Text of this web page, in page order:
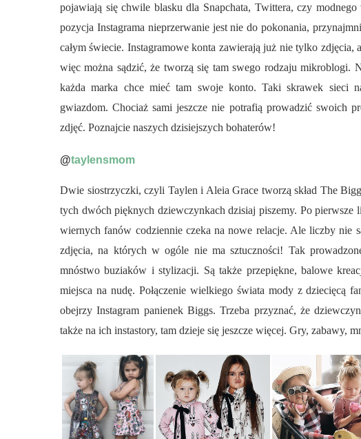
pojawiają się chwile blasku dla Snapchata, Twittera, czy
pozycja Instagrama nieprzerwanie jest nie do pokonania,
całym świecie. Instagramowe konta zawierają już nie tylko zdjęcia,
więc można sądzić, że tworzą się tam swego rodzaju
każda marka chce mieć tam swoje konto. Taki skrawek sieci
gwiazdom. Chociaż sami jeszcze nie potrafią prowadzić swoich
zdjęć. Poznajcie naszych dzisiejszych bohaterów!
@taylensmom
Dwie siostrzyczki, czyli Taylen i Aleia Grace tworzą skład The
tych dwóch pięknych dziewczynkach dzisiaj piszemy. Po pierwsze
wiernych fanów codziennie czeka na nowe relacje. Ale liczby nie
zdjęcia, na których w ogóle nie ma sztuczności! Tak
mnóstwo buziaków i stylizacji. Są także przepiękne, balowe
miejsca na nudę. Połączenie wielkiego świata mody z dziecięcą
obejrzy Instagram panienek Biggs. Trzeba przyznać, że
także na ich instastory, tam dzieje się jeszcze więcej. Gry, zabawy,